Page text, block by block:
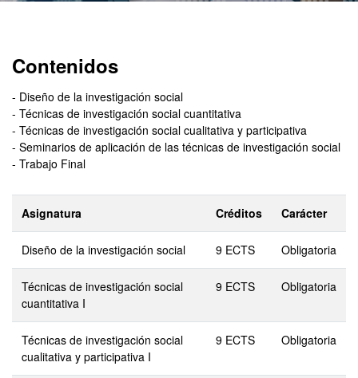
Contenidos
- Diseño de la investigación social
- Técnicas de investigación social cuantitativa
- Técnicas de investigación social cualitativa y participativa
- Seminarios de aplicación de las técnicas de investigación social
- Trabajo Final
Asignatura Créditos Carácter
Diseño de la investigación social 9 ECTS Obligatoria
Técnicas de investigación social
cuantitativa I
9 ECTS Obligatoria
Técnicas de investigación social
cualitativa y participativa I
9 ECTS Obligatoria